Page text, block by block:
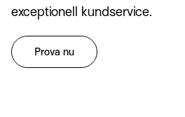
exceptionell kundservice.
Prova nu